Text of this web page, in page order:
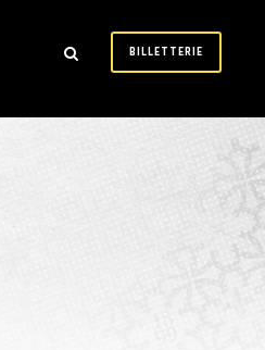
BILLETTERIE